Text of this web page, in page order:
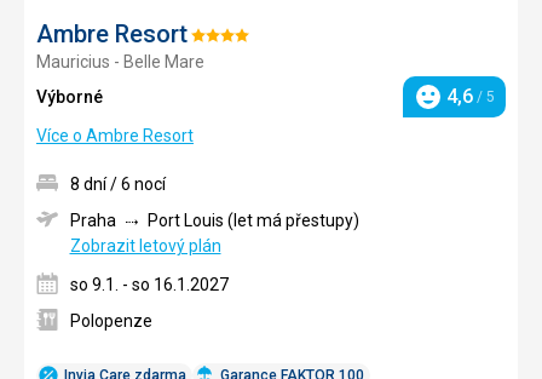
Ambre ResortHodnocení:
4/5
Mauricius - Belle Mare
Výborné
Hodnocení
4,6 / 5
Více o Ambre Resort
8 dní / 6 nocí
Praha
Port Louis (let má přestupy)
Zobrazit letový plán
so 9.1. - so 16.1.2027
Polopenze